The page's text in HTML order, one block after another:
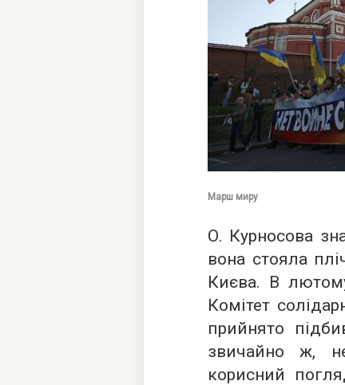
Марш миру
О. Курносова
вона стояла
Києва. В
Комітет
прийнято
звичайно ж,
корисний